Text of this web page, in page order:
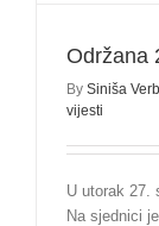
Održana
By Siniša
vijesti
U utorak 27.
Na sjednici